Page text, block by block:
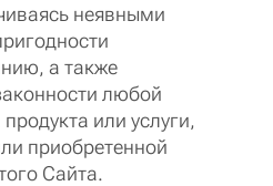
неявными
а также
любой
или услуги,
приобретенной
Сайта.